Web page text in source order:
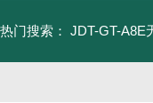
热门搜索： JDT-GT-A8E